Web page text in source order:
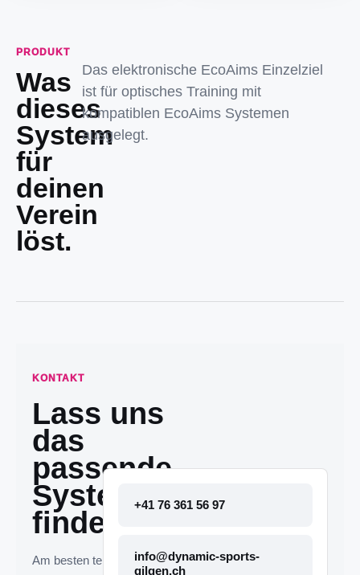
PRODUKT
Was
dieses
System
für
deinen
Verein
löst.
Das elektronische EcoAims Einzelziel
ist für optisches Training mit
kompatiblen EcoAims Systemen
ausgelegt.
KONTAKT
Lass uns
das
passende
System
finden.
Am besten telefonisch
+41 76 361 56 97
info@dynamic-sports-
gilgen.ch